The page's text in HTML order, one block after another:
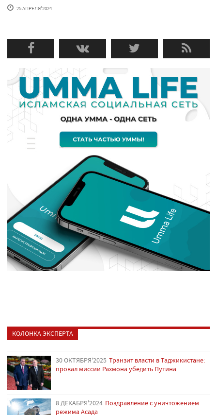
25 АПРЕЛЯ'2024
КОЛОНКА ЭКСПЕРТА
30 ОКТЯБРЯ'2025 Транзит власти в Таджикистане:
провал миссии Рахмона убедить Путина
8 ДЕКАБРЯ'2024 Поздравление с уничтожением
режима Асада